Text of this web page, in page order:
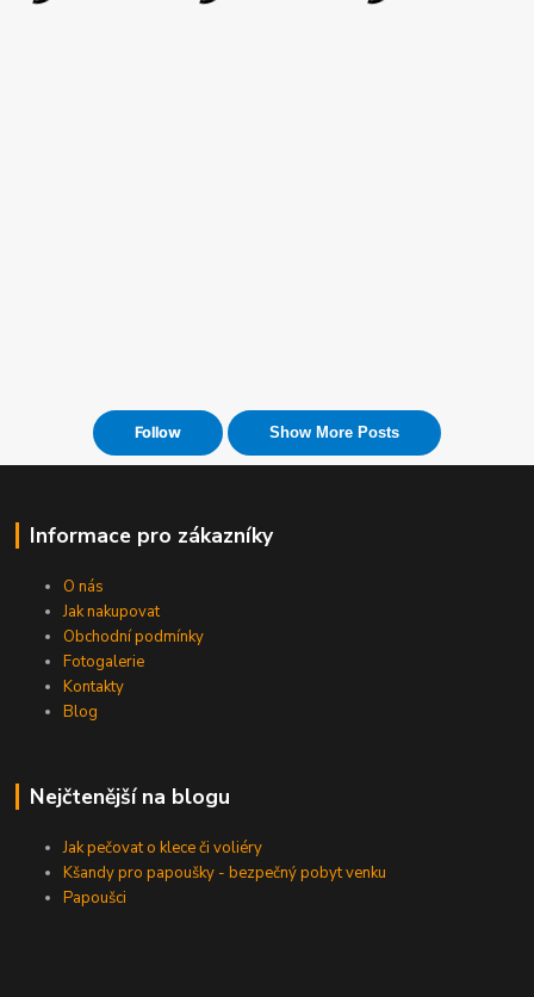
Informace pro zákazníky
O nás
Jak nakupovat
Obchodní podmínky
Fotogalerie
Kontakty
Blog
Nejčtenější na blogu
Jak pečovat o klece či voliéry
Kšandy pro papoušky - bezpečný pobyt venku
Papoušci